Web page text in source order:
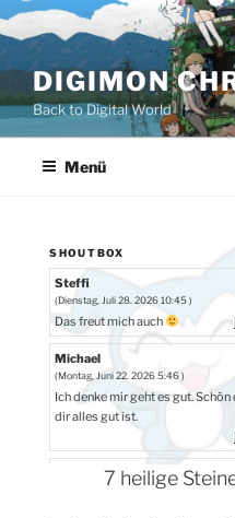
Zum
Inhalt
springen
DIGIMON
Back to Digital World
Menü
SHOUTBOX
Steffi
(Dienstag, Juli 28. 2026 10:45 )
Das freut mich auch
Michael
(Montag, Juni 22. 2026 5:46 )
Ich denke mir geht es gut. Schön
dir alles gut ist.
(Montag, Juni 1. 2026 9:39 )
7 heilige